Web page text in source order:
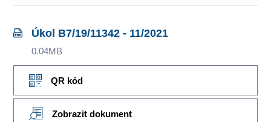
Úkol B7/19/11342 - 11/2021
0.04MB
QR kód
Zobrazit dokument